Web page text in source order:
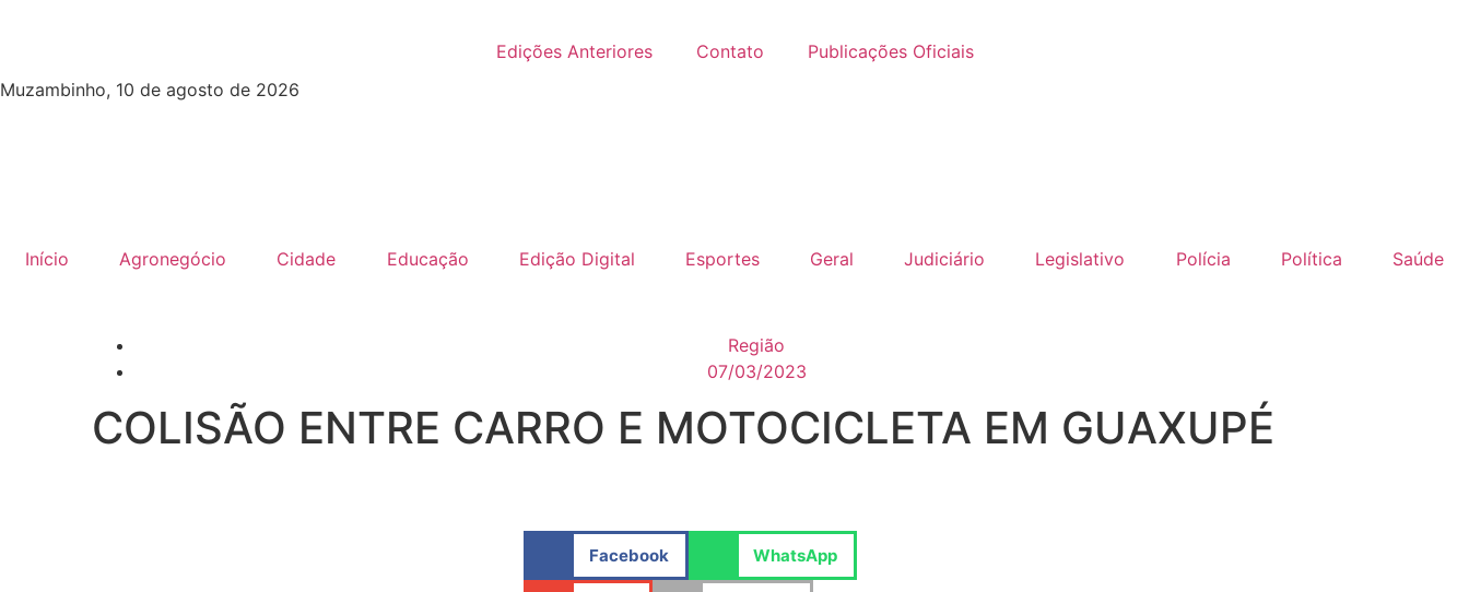
Edições Anteriores Contato
Publicações Oficiais
Muzambinho, 10 de agosto de 2026
Início Agronegócio Cidade Educação Edição Digital Esportes Geral Judiciário Legislativo Polícia Política Saúde
Região
07/03/2023
COLISÃO ENTRE CARRO E MOTOCICLETA EM GUAXUPÉ
Facebook WhatsApp